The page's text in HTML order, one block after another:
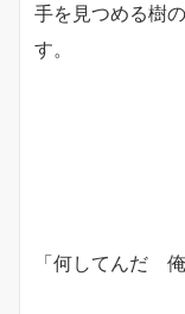
手を見つめる樹
す。
「何してんだ